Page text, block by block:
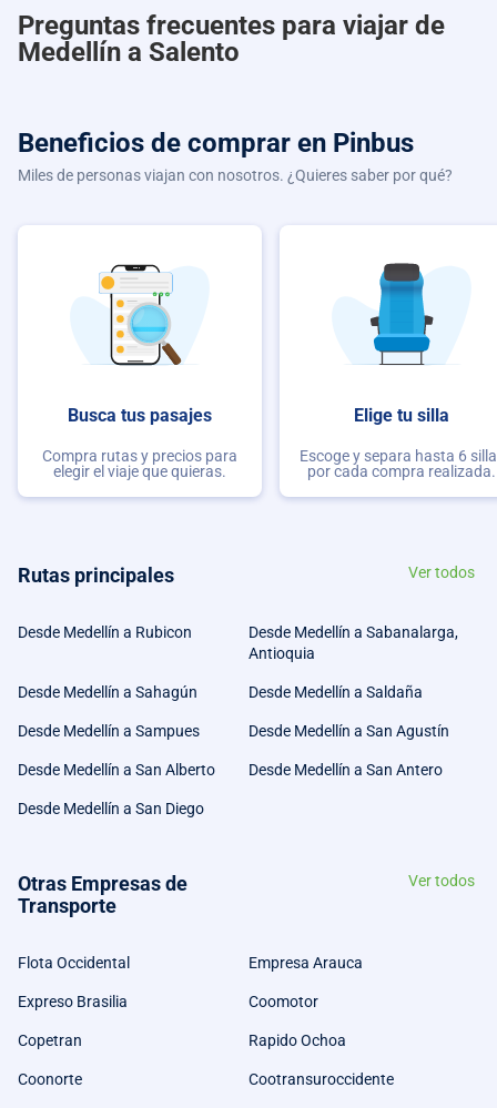
Preguntas frecuentes para viajar de
Medellín a Salento
Beneficios de comprar en Pinbus
Miles de personas viajan con nosotros. ¿Quieres saber por qué?
Busca tus pasajes
Compra rutas y precios para
elegir el viaje que quieras.
Elige tu silla
Escoge y separa hasta 6
por cada compra realizada.
Rutas principales Ver todos
Desde Medellín a Rubicon
Desde Medellín a Sabanalarga,
Antioquia
Desde Medellín a Sahagún Desde Medellín a Saldaña
Desde Medellín a Sampues Desde Medellín a San Agustín
Desde Medellín a San Alberto Desde Medellín a San Antero
Desde Medellín a San Diego
Otras Empresas de
Transporte
Ver todos
Flota Occidental Empresa Arauca
Expreso Brasilia Coomotor
Copetran Rapido Ochoa
Coonorte Cootransuroccidente